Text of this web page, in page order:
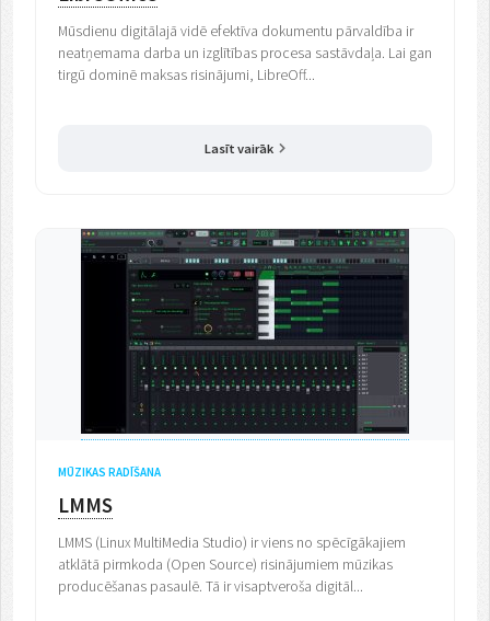
Mūsdienu digitālajā vidē efektīva dokumentu pārvaldība ir
neatņemama darba un izglītības procesa sastāvdaļa. Lai gan
tirgū dominē maksas risinājumi, LibreOff...
Lasīt vairāk
MŪZIKAS RADĪŠANA
LMMS
LMMS (Linux MultiMedia Studio) ir viens no spēcīgākajiem
atklātā pirmkoda (Open Source) risinājumiem mūzikas
producēšanas pasaulē. Tā ir visaptveroša digitāl...